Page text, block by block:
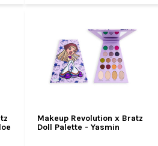
Makeup Revolution x Bratz
Doll Palette - Yasmin